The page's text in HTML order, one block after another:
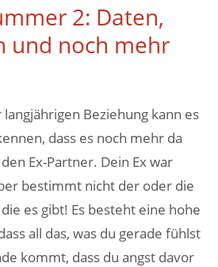
2: Daten,
und noch mehr
Beziehung kann es
dass es noch mehr da
Ex-Partner. Dein Ex war
bestimmt nicht der oder die
es gibt! Es besteht eine hohe
all das, was du gerade fühlst
kommt, dass du angst davor